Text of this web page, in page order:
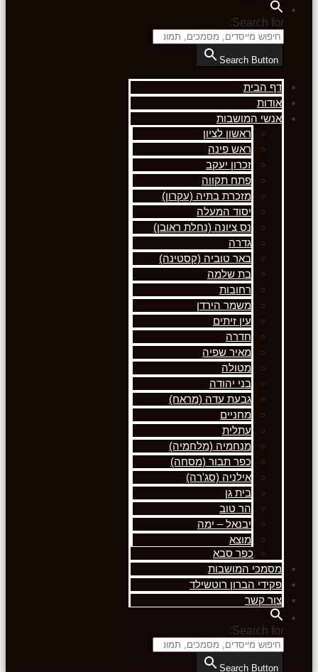
Search for:
Search Button
דף הבית
אודות
אנשי המושבות
ראשון לציון
ראש פינה
זכרון יעקב
פתח תקווה
מזכרת בתיה (עקרון)
יסוד המעלה
נס ציונה (נחלת ראובן)
גדרה
באר טוביה (קסטינה)
בת שלמה
רחובות
משמר הירדן
עין זיתים
חדרה
מאיר שפיה
מטולה
בני יהודה
גבעת עדה (מראח)
מחניים
עתלית
מנחמיה (מלחמיה)
כפר תבור (מסחה)
אילניה (סג'רה)
בית גן
הר טוב
יבנאל – ימה
מוצא
כפר סבא
מסמכי המושבות
פקידי הברון רוטשילד
צור קשר
Search for:
Search Button